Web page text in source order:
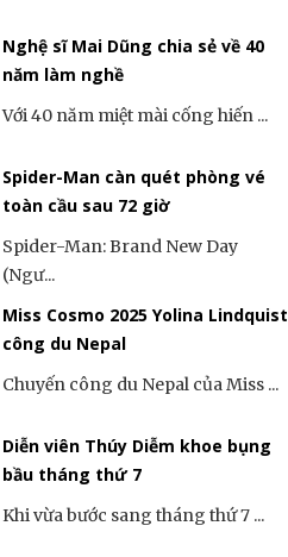
Nghệ sĩ Mai Dũng chia sẻ về 40
năm làm nghề
Với 40 năm miệt mài cống hiến ...
Spider-Man càn quét phòng vé
toàn cầu sau 72 giờ
Spider-Man: Brand New Day
(Ngư...
Miss Cosmo 2025 Yolina Lindquist
công du Nepal
Chuyến công du Nepal của Miss ...
Diễn viên Thúy Diễm khoe bụng
bầu tháng thứ 7
Khi vừa bước sang tháng thứ 7 ...